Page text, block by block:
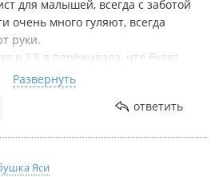
для малышей, всегда с заботой
очень много гуляют, всегда
руки.
в 2,5 я переживала, что будет
простуд ничего не было
всем тем, кто сейчас
Развернуть
ответить
Яси